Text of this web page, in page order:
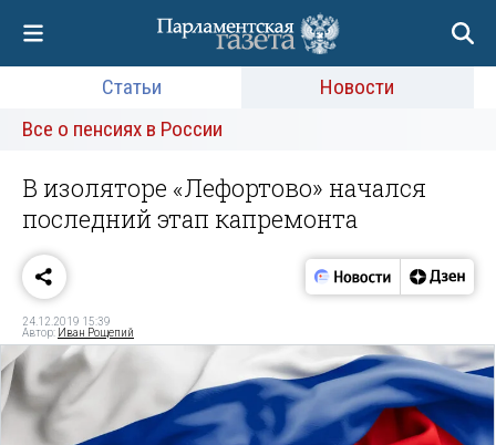
Статьи
Новости
Все о пенсиях в России
В изоляторе «Лефортово» начался
последний этап капремонта
24.12.2019 15:39
Автор: Иван Рощепий